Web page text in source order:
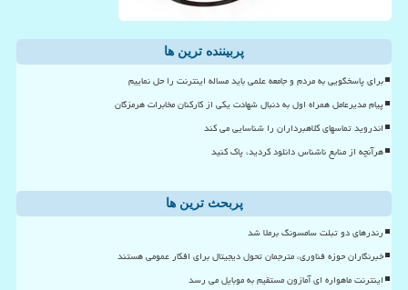
پربیننده ترین ها
برای پاسخگویی به مردم و جامعه علمی باید مساله اینترنت را حل نماییم
پیام مدیرعامل همراه اول به دنبال شهادت یکی از کارکنان مخابرات هرمزگان
اندروید تماسهای کلاهبرداران را شناسایی می کند
هرآنچه از منابع ناشناس دانلود کردید، پاک کنید
پربحث ترین ها
رندرهای دو تبلت سامسونگ برملا شد
خبرنگاران حوزه فناوری، مترجمان تحول دیجیتال برای افکار عمومی هستند
اینترنت ماهواره ای آمازون مستقیم به موبایل می رسد